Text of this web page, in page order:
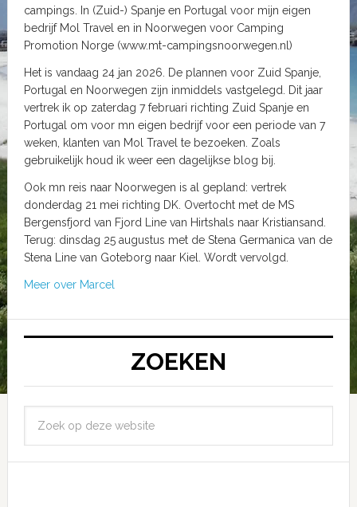
campings. In (Zuid-) Spanje en Portugal voor mijn eigen
bedrijf Mol Travel en in Noorwegen voor Camping
Promotion Norge (www.mt-campingsnoorwegen.nl)
Het is vandaag 24 jan 2026. De plannen voor Zuid Spanje,
Portugal en Noorwegen zijn inmiddels vastgelegd. Dit jaar
vertrek ik op zaterdag 7 februari richting Zuid Spanje en
Portugal om voor mn eigen bedrijf voor een periode van 7
weken, klanten van Mol Travel te bezoeken. Zoals
gebruikelijk houd ik weer een dagelijkse blog bij.
Ook mn reis naar Noorwegen is al gepland: vertrek
donderdag 21 mei richting DK. Overtocht met de MS
Bergensfjord van Fjord Line van Hirtshals naar Kristiansand.
Terug: dinsdag 25 augustus met de Stena Germanica van de
Stena Line van Goteborg naar Kiel. Wordt vervolgd.
Meer over Marcel
ZOEKEN